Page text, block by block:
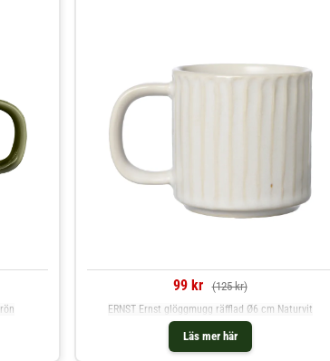
99 kr (125 kr)
Läs mer här
ERNST Ernst glöggmugg räfflad Ø6 cm Naturvit